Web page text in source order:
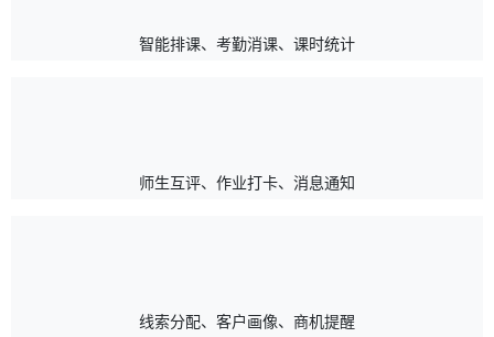
智能排课、考勤消课、课时统计
师生互评、作业打卡、消息通知
线索分配、客户画像、商机提醒